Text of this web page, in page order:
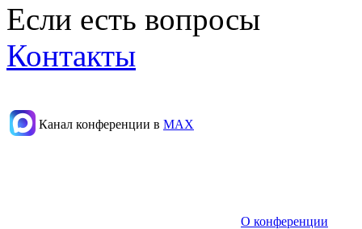
Если есть вопросы
Контакты
Канал конференции в МАХ
О конференции